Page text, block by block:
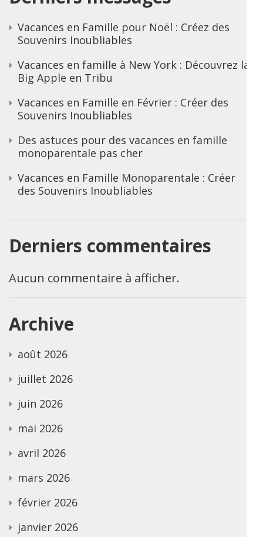
Vacances en Famille pour Noël : Créez des
Souvenirs Inoubliables
Vacances en famille à New York : Découvrez la
Big Apple en Tribu
Vacances en Famille en Février : Créer des
Souvenirs Inoubliables
Des astuces pour des vacances en famille
monoparentale pas cher
Vacances en Famille Monoparentale : Créer
des Souvenirs Inoubliables
Derniers commentaires
Aucun commentaire à afficher.
Archive
août 2026
juillet 2026
juin 2026
mai 2026
avril 2026
mars 2026
février 2026
janvier 2026